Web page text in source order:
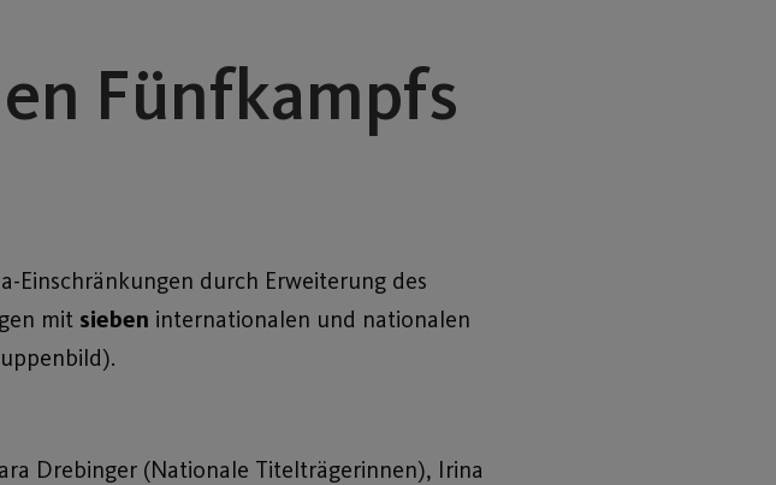
Fünfkampfs
durch Erweiterung des
mit sieben internationalen und nationalen
Drebinger (Nationale Titelträgerinnen), Irina